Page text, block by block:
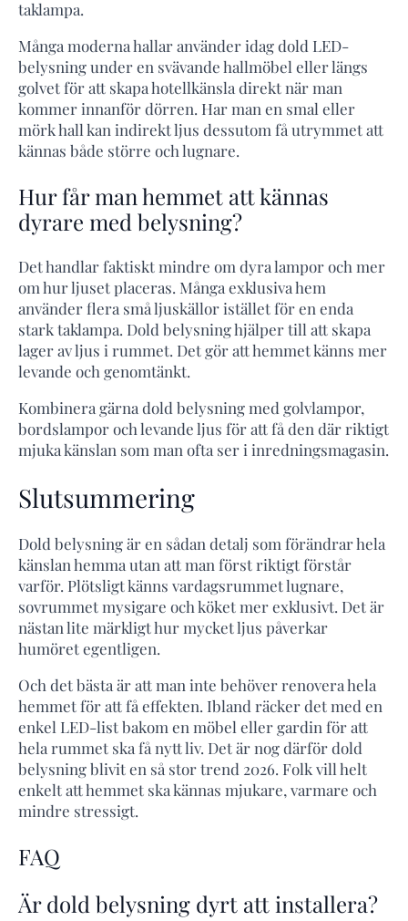
taklampa.
Många moderna hallar använder idag dold LED-
belysning under en svävande hallmöbel eller längs
golvet för att skapa hotellkänsla direkt när man
kommer innanför dörren. Har man en smal eller
mörk hall kan indirekt ljus dessutom få utrymmet att
kännas både större och lugnare.
Hur får man hemmet att kännas
dyrare med belysning?
Det handlar faktiskt mindre om dyra lampor och mer
om hur ljuset placeras. Många exklusiva hem
använder flera små ljuskällor istället för en enda
stark taklampa. Dold belysning hjälper till att skapa
lager av ljus i rummet. Det gör att hemmet känns mer
levande och genomtänkt.
Kombinera gärna dold belysning med golvlampor,
bordslampor och levande ljus för att få den där riktigt
mjuka känslan som man ofta ser i inredningsmagasin.
Slutsummering
Dold belysning är en sådan detalj som förändrar hela
känslan hemma utan att man först riktigt förstår
varför. Plötsligt känns vardagsrummet lugnare,
sovrummet mysigare och köket mer exklusivt. Det är
nästan lite märkligt hur mycket ljus påverkar
humöret egentligen.
Och det bästa är att man inte behöver renovera hela
hemmet för att få effekten. Ibland räcker det med en
enkel LED-list bakom en möbel eller gardin för att
hela rummet ska få nytt liv. Det är nog därför dold
belysning blivit en så stor trend 2026. Folk vill helt
enkelt att hemmet ska kännas mjukare, varmare och
mindre stressigt.
FAQ
Är dold belysning dyrt att installera?